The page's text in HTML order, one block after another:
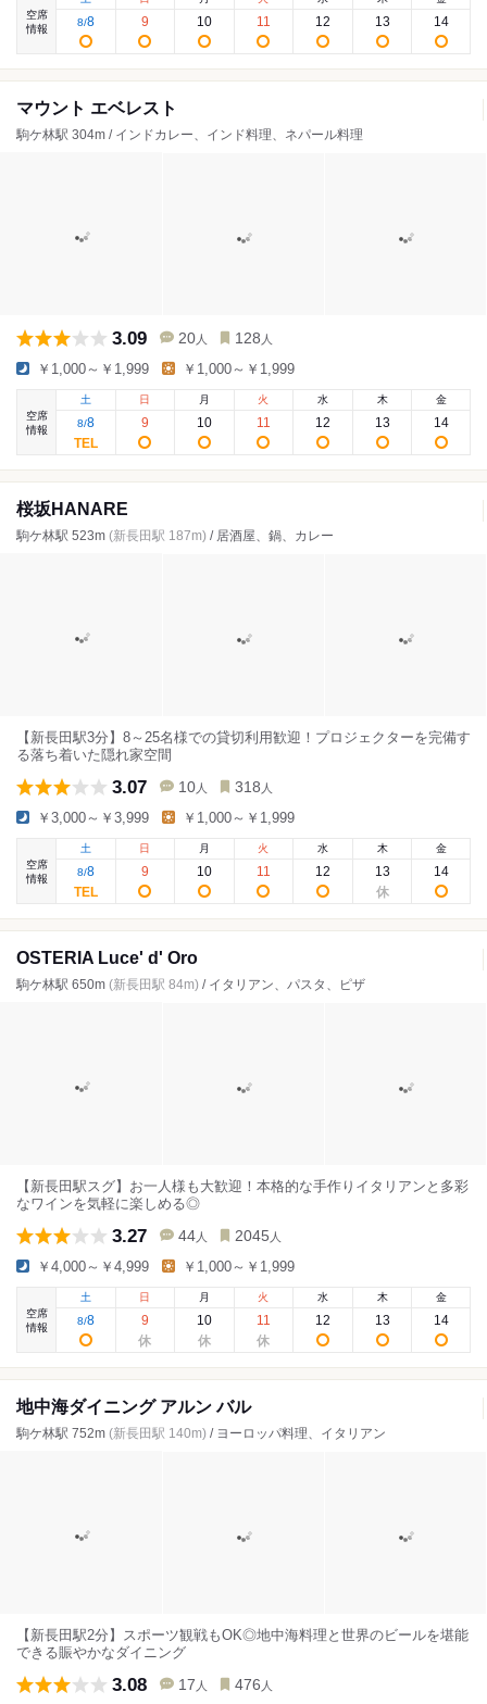
空席
情報
8/8 9 10 11 12 13 14
マウント エベレスト
駒ケ林駅 304m / インドカレー、インド料理、ネパール料理
3.09 20 人 128 人
￥1,000～￥1,999 ￥1,000～￥1,999
空席
情報
土
8/8
日
9
月
10
火
11
水
12
木
13
金
14
桜坂HANARE
駒ケ林駅 523m (新長田駅 187m) / 居酒屋、鍋、カレー
【新長田駅3分】8～25名様での貸切利用歓迎！プロジェクターを完備す
る落ち着いた隠れ家空間
3.07 10 人 318 人
￥3,000～￥3,999 ￥1,000～￥1,999
空席
情報
土
8/8
日
9
月
10
火
11
水
12
木
13
金
14
OSTERIA Luce' d' Oro
駒ケ林駅 650m (新長田駅 84m) / イタリアン、パスタ、ピザ
【新長田駅スグ】お一人様も大歓迎！本格的な手作りイタリアンと多彩
なワインを気軽に楽しめる◎
3.27 44 人 2045 人
￥4,000～￥4,999 ￥1,000～￥1,999
空席
情報
土
8/8
日
9
月
10
火
11
水
12
木
13
金
14
地中海ダイニング アルン バル
駒ケ林駅 752m (新長田駅 140m) / ヨーロッパ料理、イタリアン
【新長田駅2分】スポーツ観戦もOK◎地中海料理と世界のビールを堪能
できる賑やかなダイニング
3.08 17 人 476 人